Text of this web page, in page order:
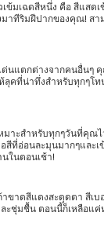
ข้มเฉดสีหนึ่ง คือ สีแสด
าทีริมฝีปากของคุณ! สา
นแตกต่างจากคนอื่นๆ
ลุคที่น่าทึ่งสำหรับทุกๆโ
มาะสำหรับทุกๆวันที่คุณไ
สีที่อ่อนละมุนมากๆและ
นในตอนเช้า!
ขาดสีแดงสะดุดตา สีเ
ะชุ่มชื้น ตอนนี้ก็เหลือแค่